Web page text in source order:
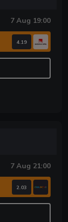
7 Aug 19:00
4.19
7 Aug 21:00
2.03